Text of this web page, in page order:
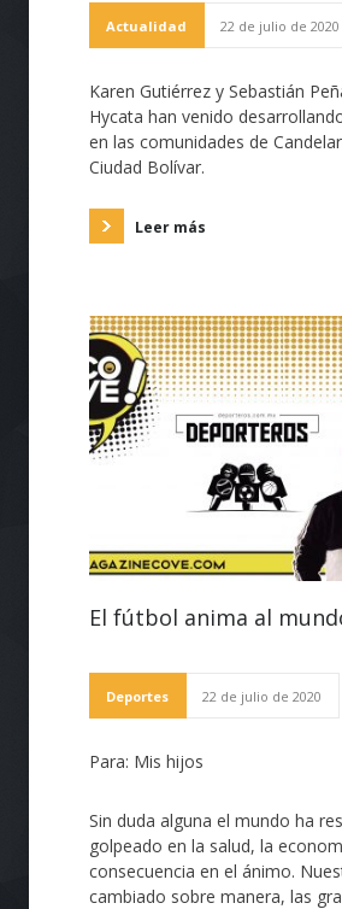
Actualidad 22 de julio de 2020
Karen Gutiérrez y Sebastián
Hycata han venido
en las comunidades de
Ciudad Bolívar.
Leer más
El fútbol anima al
Deportes 22 de julio de 2020
Para: Mis hijos
Sin duda alguna el mundo ha
golpeado en la salud, la
consecuencia en el ánimo.
cambiado sobre manera, las